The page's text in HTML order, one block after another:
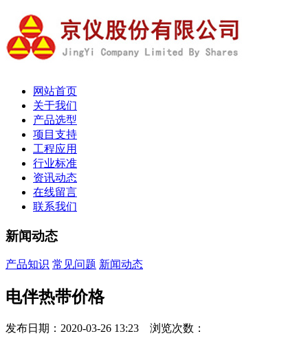
网站首页
关于我们
产品选型
项目支持
工程应用
行业标准
资讯动态
在线留言
联系我们
新闻动态
产品知识 常见问题 新闻动态
电伴热带价格
发布日期：2020-03-26 13:23 浏览次数：